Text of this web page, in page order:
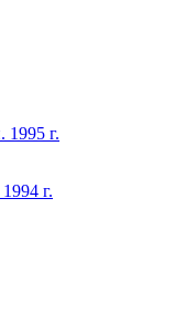
1995 г.
г.